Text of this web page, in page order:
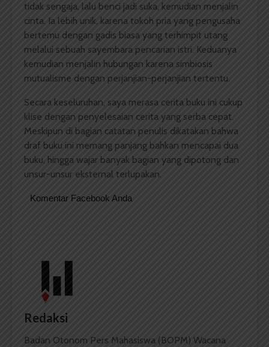
tidak sengaja, lalu benci jadi suka, kemudian menjalin
cinta. Ia lebih unik, karena tokoh pria yang pengusaha
bertemu dengan gadis biasa yang terhimpit utang
melalui sebuah sayembara pencarian istri. Keduanya
kemudian menjalin hubungan karena simbiosis
mutualisme dengan perjanjian-perjanjian tertentu.
Secara keseluruhan, saya merasa cerita buku ini cukup
klise dengan penyelesaian cerita yang serba cepat.
Meskipun di bagian catatan penulis dikatakan bahwa
draf buku ini memang panjang bahkan mencapai dua
buku, hingga wajar banyak bagian yang dipotong dan
unsur-unsur eksternal terlupakan.
Komentar Facebook Anda
Redaksi
Badan Otonom Pers Mahasiswa (BOPM) Wacana